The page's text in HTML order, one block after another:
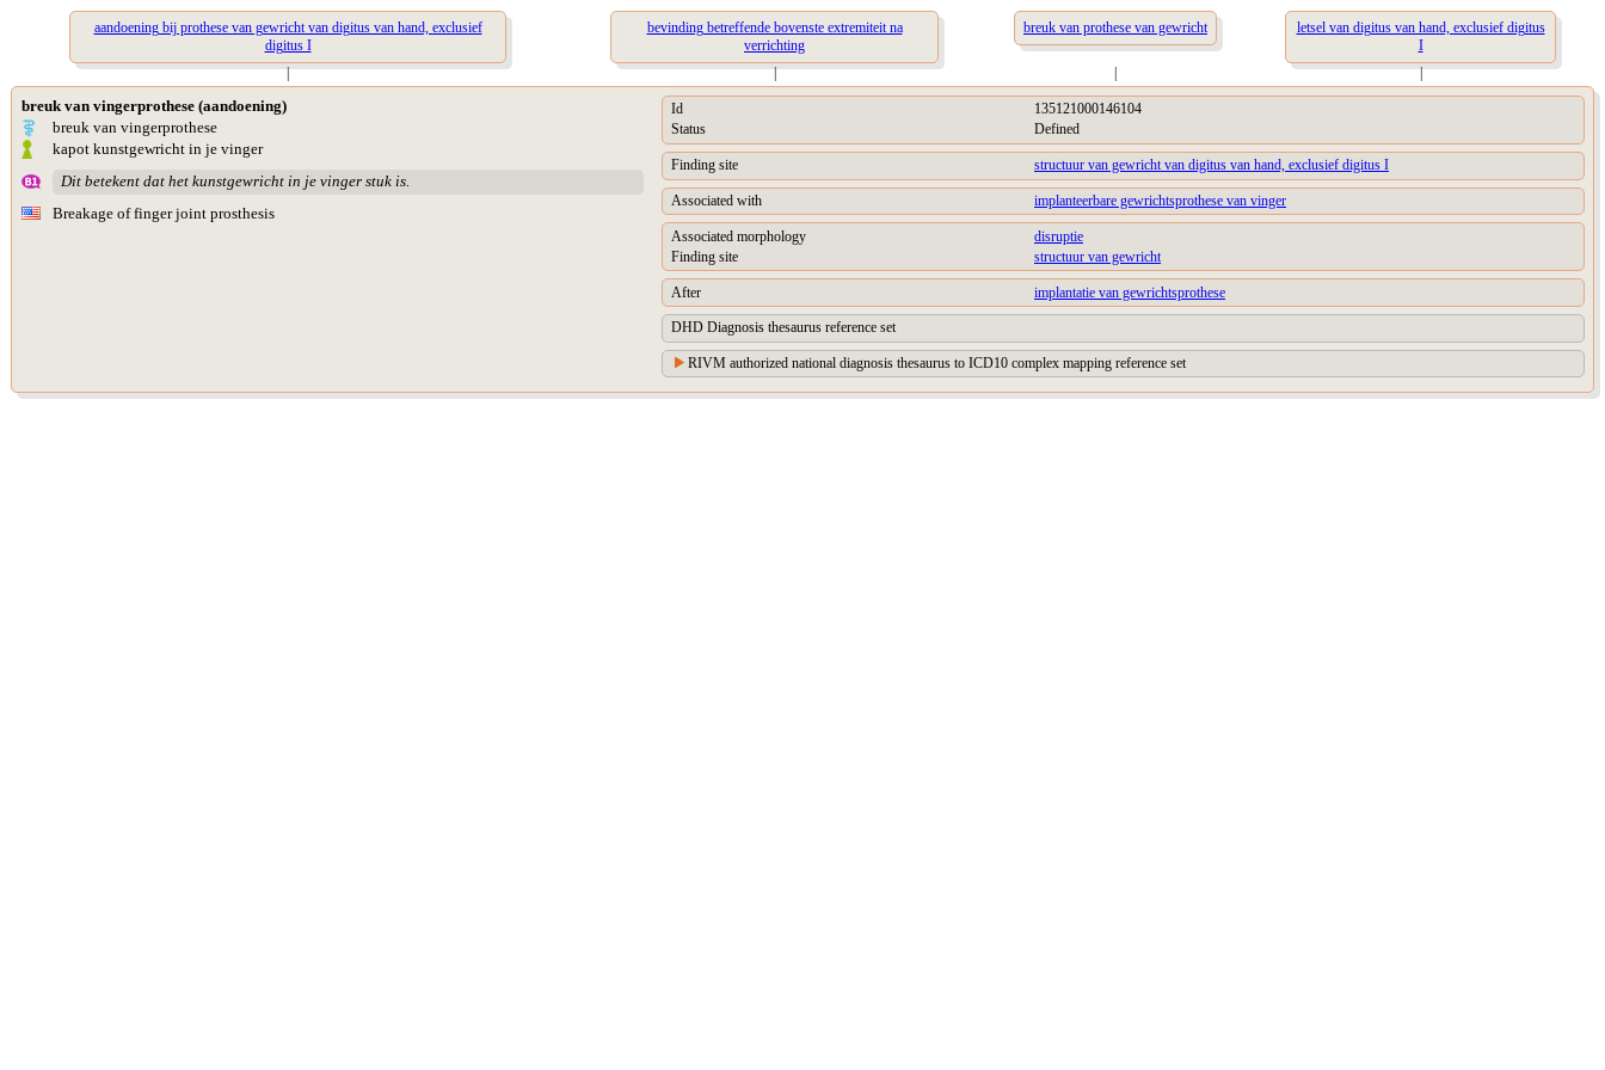
aandoening bij prothese van gewricht van digitus van hand, exclusief
digitus I
bevinding betreffende bovenste extremiteit na
verrichting
breuk van prothese van gewricht
letsel van digitus van hand, exclusief digitus
I
|
| |
breuk van vingerprothese (aandoening)
breuk van vingerprothese
kapot kunstgewricht in je vinger
Dit betekent dat het kunstgewricht in je vinger stuk is.
Breakage of finger joint prosthesis
Id
135121000146104
Status
Defined
Finding site structuur van gewricht van digitus van hand, exclusief digitus I
Associated with implanteerbare gewrichtsprothese van vinger
Associated morphology
disruptie
Finding site
structuur van gewricht
After implantatie van gewrichtsprothese
DHD Diagnosis thesaurus reference set
RIVM authorized national diagnosis thesaurus to ICD10 complex mapping reference set